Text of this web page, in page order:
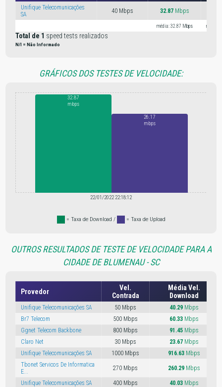
Unifique Telecomunicações
SA
40 Mbps 32.87Mbps
média: 32.87 Mbps média:
Total de 1 speed tests realizados
N/I = Não Informado
GRÁFICOS DOS TESTES DE VELOCIDADE:
32.87
mbps
26.17
mbps
22/01/2022 22:18:12
. = Taxa de Download / . = Taxa de Upload
OUTROS RESULTADOS DE TESTE DE VELOCIDADE PARA A
CIDADE DE BLUMENAU - SC
Provedor
Vel.
Contrada
Média Vel.
Download
Unifique Telecomunicações SA 50 Mbps 40.29Mbps
Br7 Telecom
500 Mbps 60.33Mbps
Ggnet Telecom Backbone
800 Mbps 91.45Mbps
Claro Net
30 Mbps 23.67Mbps
Unifique Telecomunicações SA
1000 Mbps 916.63Mbps
Tbonet Servicos De Informatica
E...
270 Mbps 260.29Mbps
Unifique Telecomunicações SA 400 Mbps 40.03Mbps